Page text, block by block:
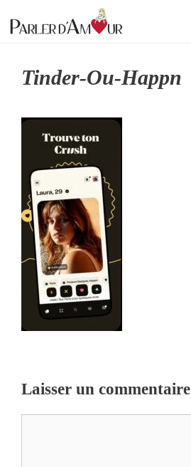
au
Tinder-Ou-Happn
Laisser un commentaire